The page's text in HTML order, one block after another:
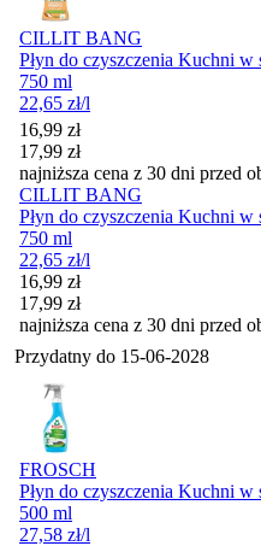
CILLIT BANG
Płyn do czyszczenia Kuchni
750 ml
22,65 zł/l
Cena promocyjna
16,99 zł
17,99 zł
najniższa cena z 30 dni przed
CILLIT BANG
Płyn do czyszczenia Kuchni
750 ml
22,65 zł/l
Cena promocyjna
16,99 zł
17,99 zł
najniższa cena z 30 dni przed
Przydatny do 15-06-2028
FROSCH
Płyn do czyszczenia Kuchni w
500 ml
27,58 zł/l